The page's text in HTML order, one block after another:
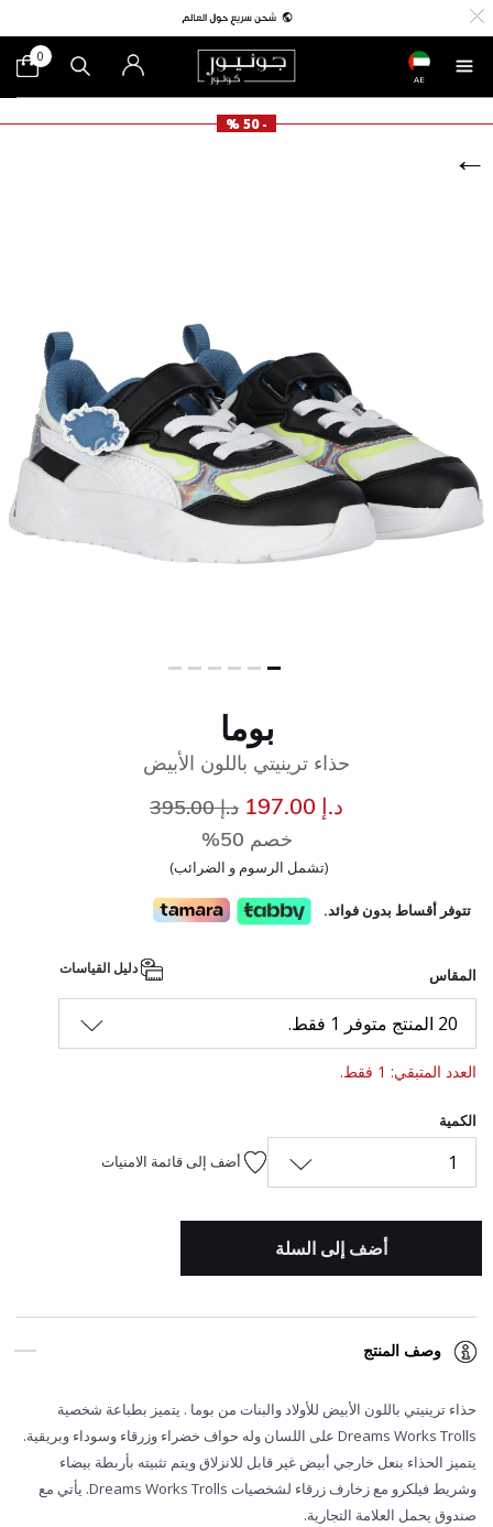
AE
0
- 50 %
بوما
حذاء ترينيتي باللون الأبيض
د.إ 197.00 سعر مخفض مند.إ 395.00
خصم 50%
(تشمل الرسوم و الضرائب)
تتوفر أقساط بدون فوائد.
المقاس
20 المنتج متوفر 1 فقط.
العدد المتبقي: 1 فقط.
الكمية
1 أضف إلى قائمة الامنيات
أضف إلى السلة
وصف المنتج
حذاء ترينيتي باللون الأبيض للأولاد والبنات من بوما . يتميز بطباعة شخصية
Dreams Works Trolls على اللسان وله حواف خضراء وزرقاء وسوداء وبريقية.
يتميز الحذاء بنعل خارجي أبيض غير قابل للانزلاق ويتم تثبيته بأربطة بيضاء
وشريط فيلكرو مع زخارف زرقاء لشخصيات Dreams Works Trolls. يأتي مع
صندوق يحمل العلامة التجارية.